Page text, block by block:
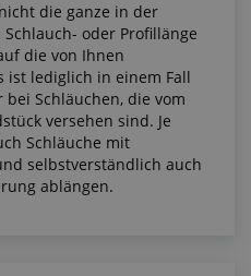
die ganze in der
oder Profillänge
die von Ihnen
ist lediglich in einem Fall
Schläuchen, die vom
versehen sind. Je
Schläuche mit
selbstverständlich auch
ablängen.